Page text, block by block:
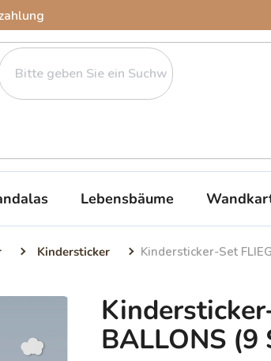
Lebensbäume
Kindersticker Kindersticker-Set
BALLONS (9